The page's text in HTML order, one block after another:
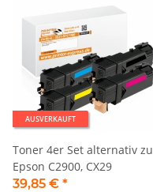
AUSVERKAUFT
Toner 4er Set alternativ zu
Epson C2900, CX29
39,85 € *